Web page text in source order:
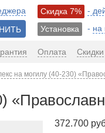
Скидка 7%
-
Установка
- на
Оплата Скидки
на могилу (40-230)
372.700